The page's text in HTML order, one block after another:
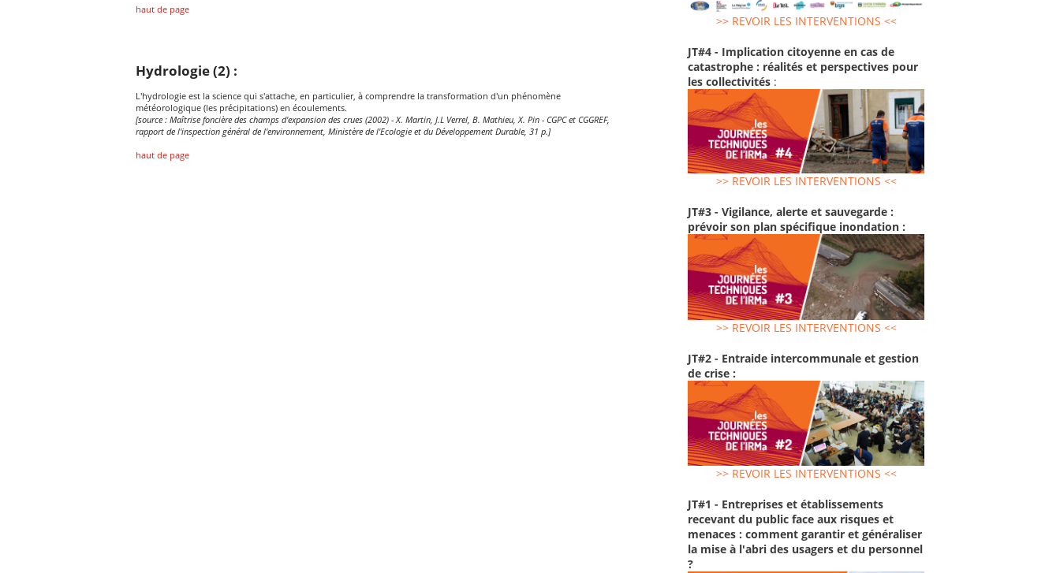
haut de page
Hydrologie (2) :
L'hydrologie est la science qui s'attache, en particulier, à comprendre la transformation d'un phénomène
météorologique (les précipitations) en écoulements.
[source : Maîtrise foncière des champs d'expansion des crues (2002) - X. Martin, J.L Verrel, B. Mathieu, X. Pin - CGPC et CGGREF,
rapport de l'inspection général de l'environnement, Ministère de l'Ecologie et du Développement Durable, 31 p.]
haut de page
>> REVOIR LES INTERVENTIONS <<
JT#4 - Implication citoyenne en cas de
catastrophe : réalités et perspectives pour
les collectivités :
>> REVOIR LES INTERVENTIONS <<
JT#3 - Vigilance, alerte et sauvegarde :
prévoir son plan spécifique inondation :
>> REVOIR LES INTERVENTIONS <<
JT#2 - Entraide intercommunale et gestion
de crise :
>> REVOIR LES INTERVENTIONS <<
JT#1 - Entreprises et établissements
recevant du public face aux risques et
menaces : comment garantir et généraliser
la mise à l'abri des usagers et du personnel
?